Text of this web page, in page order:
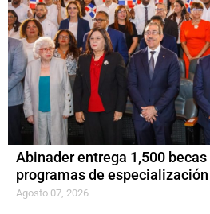
Abinader entrega 1,500
programas de especialización
Agosto 07, 2026